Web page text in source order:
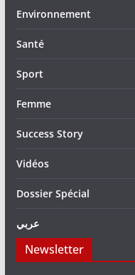
Environnement
Santé
Sport
Femme
Success Story
Vidéos
Dossier Spécial
عربي
Newsletter